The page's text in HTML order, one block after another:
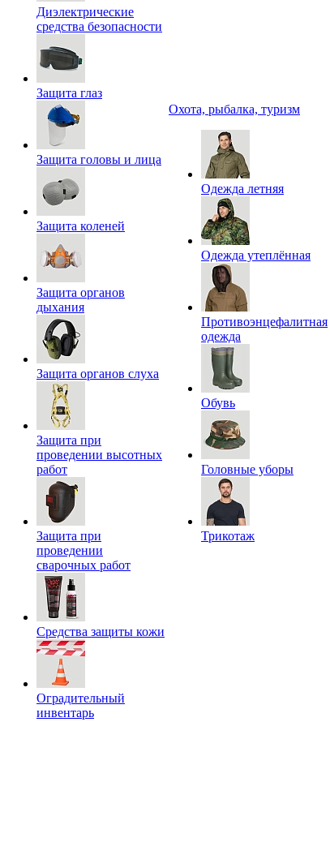
Диэлектрические
средства безопасности
Защита глаз
Защита головы и лица
Защита коленей
Защита органов
дыхания
Защита органов слуха
Защита при
проведении высотных
работ
Защита при
проведении
сварочных работ
Средства защиты кожи
Оградительный
инвентарь
Охота, рыбалка, туризм
Одежда летняя
Одежда утеплённая
Противоэнцефалитная
одежда
Обувь
Головные уборы
Трикотаж